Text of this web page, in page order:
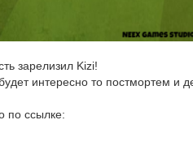
зарелизил Kizi!
интересно то постмортем и
по ссылке: